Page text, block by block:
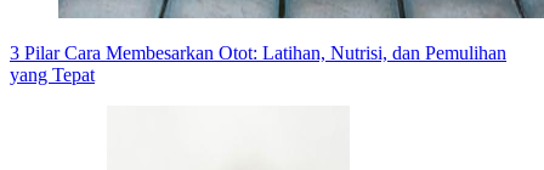
3 Pilar Cara Membesarkan Otot: Latihan, Nutrisi, dan Pemulihan
yang Tepat